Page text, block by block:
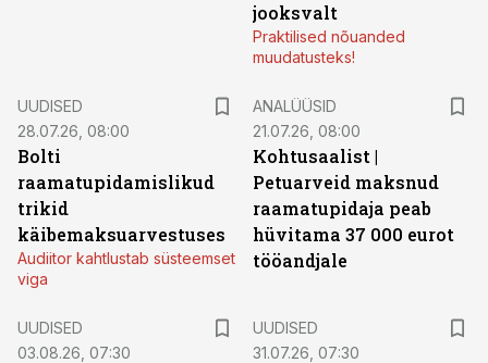
jooksvalt
Praktilised nõuanded
muudatusteks!
UUDISED
28.07.26, 08:00
Bolti
raamatupidamislikud
trikid
käibemaksuarvestuses
Audiitor kahtlustab süsteemset
viga
ANALÜÜSID
21.07.26, 08:00
Kohtusaalist |
Petuarveid maksnud
raamatupidaja peab
hüvitama 37 000 eurot
tööandjale
UUDISED
03.08.26, 07:30
UUDISED
31.07.26, 07:30